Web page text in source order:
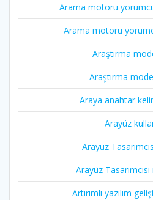
Arama motoru
Arama motoru
Araştırma
Araştırma
Araya anahtar
Arayüz
Arayüz
Arayüz
Artırımlı yazılım